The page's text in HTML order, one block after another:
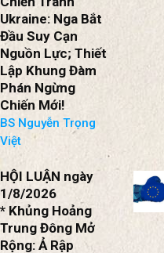
SBTN NHẬN
ĐỊNH THỜI CUỘC
ngày 2/8/2026
Chiến Tranh
Ukraine: Nga Bắt
Đầu Suy Cạn
Nguồn Lực; Thiết
Lập Khung Đàm
Phán Ngừng
Chiến Mới!
BS Nguyễn Trọng
Việt
HỘI LUẬN ngày